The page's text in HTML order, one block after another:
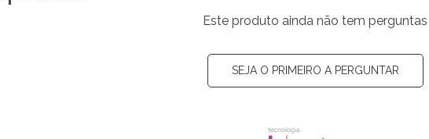
Este produto ainda não tem perguntas
SEJA O PRIMEIRO A PERGUNTAR